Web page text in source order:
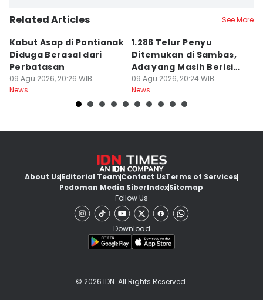
Related Articles See More
Kabut Asap di Pontianak
Diduga Berasal dari
Perbatasan
09 Agu 2026, 20:26 WIB
News
1.286 Telur Penyu
Ditemukan di Sambas,
Ada yang Masih Berisi
Embrio
09 Agu 2026, 20:24 WIB
News
About UsEditorial TeamContact UsTerms of Services
Pedoman Media SiberIndexSitemap
Follow Us
Download
© 2026 IDN. All Rights Reserved.